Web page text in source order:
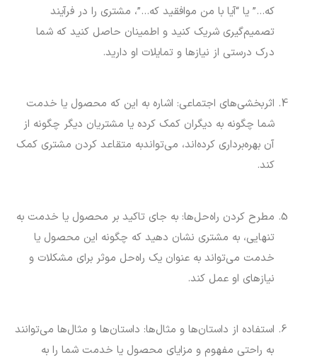
که…” یا “آیا با من موافقید که…”، مشتری را در فرآیند
تصمیم‌گیری شریک کنید و اطمینان حاصل کنید که شما
درک درستی از نیازها و تمایلات او دارید.
اثربخشی‌های اجتماعی: اشاره به این که محصول یا خدمت
شما چگونه به دیگران کمک کرده یا مشتریان دیگر چگونه از
آن بهره‌برداری کرده‌اند، می‌تواندبه متقاعد کردن مشتری کمک
کند.
مطرح کردن راه‌حل‌ها: به جای تاکید بر محصول یا خدمت به
تنهایی، به مشتری نشان دهید که چگونه این محصول یا
خدمت می‌تواند به عنوان یک راه‌حل موثر برای مشکلات و
نیازهای او عمل کند.
استفاده از داستان‌ها و مثال‌ها: داستان‌ها و مثال‌ها می‌توانند
به راحتی مفهوم و مزایای محصول یا خدمت شما را به